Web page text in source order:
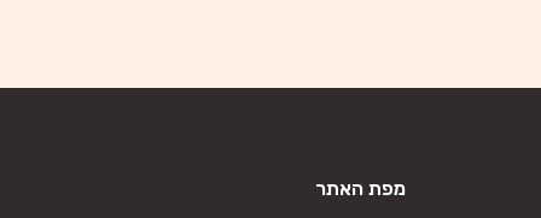
מפת האתר